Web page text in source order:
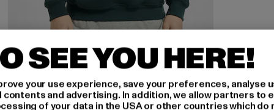
URBAN CLASSICS
Blank
EUR 37,19
Derzeitiger Preis: EUR 37,19
EUR 59,99Aktionspreis: EUR 59,99
SEE YOU HERE!
your use experience, save your preferences, analyse
and advertising. In addition, we allow partners to
of your data in the USA or other countries which do